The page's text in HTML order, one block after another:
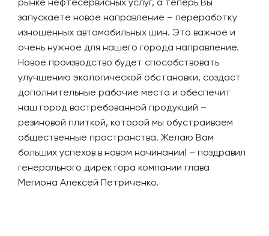
рынке нефтесервисных услуг, а теперь Вы
запускаете новое направление – переработку
изношенных автомобильных шин. Это важное и
очень нужное для нашего города направление.
Новое производство будет способствовать
улучшению экологической обстановки, создаст
дополнительные рабочие места и обеспечит
наш город востребованной продукций –
резиновой плиткой, которой мы обустраиваем
общественные пространства. Желаю Вам
больших успехов в новом начинании! – поздравил
генерального директора компании глава
Мегиона Алексей Петриченко.